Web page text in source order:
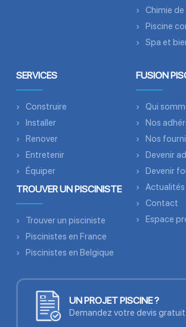
Chimie de
Piscine
Spa et
SERVICES
Construire
Installer
Renover
Entretenir
Équiper
TROUVER UN PISCINISTE
Trouver un pisciniste
Piscinistes en France
Piscinistes en Belgique
FUSION
Qui
Nos
Nos
Devenir
Devenir
Actualités
Contact
Espace
UN PROJET PISCINE ?
Demandez votre devis gratuit